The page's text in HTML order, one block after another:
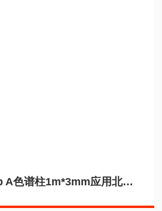
3mm*1mHayesep A色谱柱1m*3mm应用北分瑞利